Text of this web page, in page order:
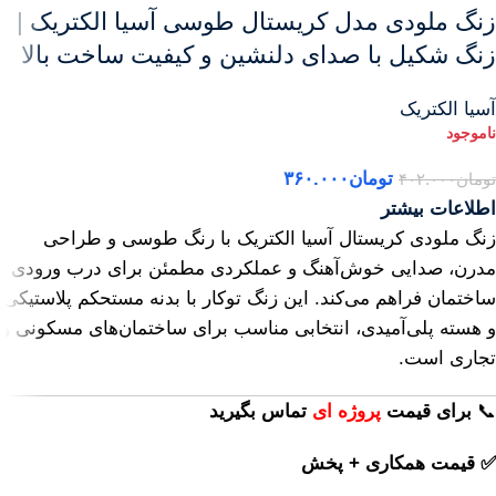
زنگ ملودی مدل کریستال طوسی آسیا الکتریک |
زنگ شکیل با صدای دلنشین و کیفیت ساخت بالا
آسیا الکتریک
تومان۴۰۲.۰۰۰ تومان۳۶۰.۰۰۰
اطلاعات بیشتر
زنگ ملودی کریستال آسیا الکتریک با رنگ طوسی و طراحی
مدرن، صدایی خوش‌آهنگ و عملکردی مطمئن برای درب ورودی
ساختمان فراهم می‌کند. این زنگ توکار با بدنه مستحکم پلاستیکی
و هسته پلی‌آمیدی، انتخابی مناسب برای ساختمان‌های مسکونی و
تجاری است.
📞 برای قیمت پروژه ای تماس بگیرید
✅ قیمت همکاری + پخش